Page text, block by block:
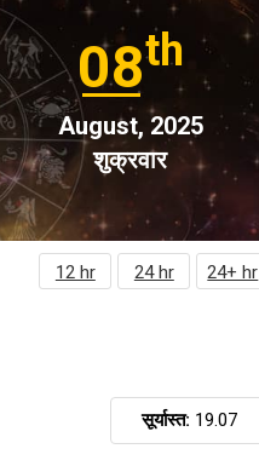
08th
August, 2025
शुक्रवार
12 hr 24 hr 24+ hr
सूर्यास्त: 19.07